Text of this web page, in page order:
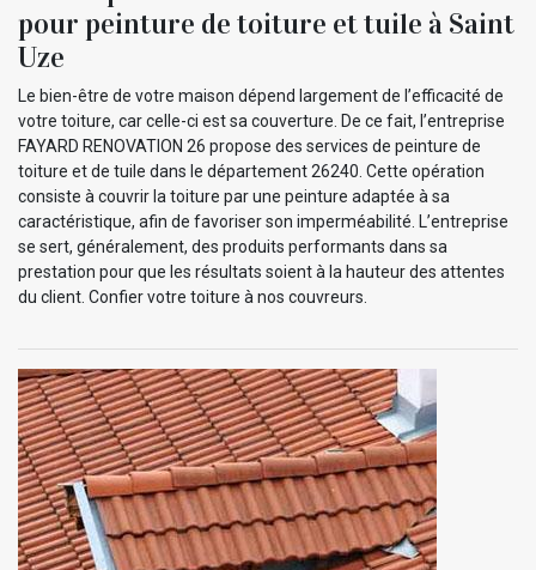
pour peinture de toiture et tuile à Saint
Uze
Le bien-être de votre maison dépend largement de l’efficacité de
votre toiture, car celle-ci est sa couverture. De ce fait, l’entreprise
FAYARD RENOVATION 26 propose des services de peinture de
toiture et de tuile dans le département 26240. Cette opération
consiste à couvrir la toiture par une peinture adaptée à sa
caractéristique, afin de favoriser son imperméabilité. L’entreprise
se sert, généralement, des produits performants dans sa
prestation pour que les résultats soient à la hauteur des attentes
du client. Confier votre toiture à nos couvreurs.